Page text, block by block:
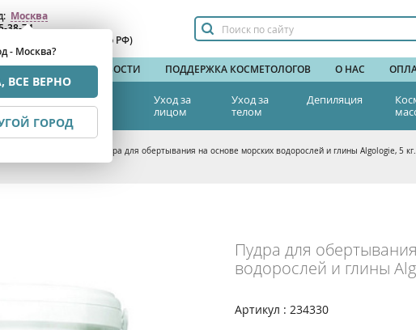
Москва
- Москва?
ВСЕ ВЕРНО
ГОРОД
38-74
(бесплатный по РФ)
БРЕНДЫ НОВОСТИ ПОДДЕРЖКА КОСМЕТОЛОГОВ О НАС
и
Эстетическая
медицина
Уход за
лицом
Уход за
телом
Депиляция
Пудра для обертывания на основе морских водорослей и глины Algologie, 5 кг.
Пудра для
водорослей и глины
Артикул : 234330